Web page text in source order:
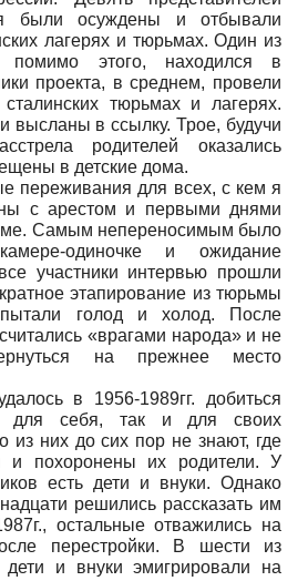
были осуждены и отбывали
лагерях и тюрьмах. Один из
помимо этого, находился в
проекта, в среднем, провели
тюрьмах и лагерях.
высланы в ссылку. Трое, будучи
родителей оказались
в детские дома.
переживания для всех, с кем я
с арестом и первыми днями
Самым непереносимым было
одиночке и ожидание
участники интервью прошли
этапирование из тюрьмы
голод и холод. После
«врагами народа» и не
на прежнее место
в 1956-1989гг. добиться
для себя, так и для своих
из них до сих пор не знают, где
и похоронены их родители. У
есть дети и внуки. Однако
решились рассказать им
остальные отважились на
перестройки. В шести из
дети и внуки эмигрировали на